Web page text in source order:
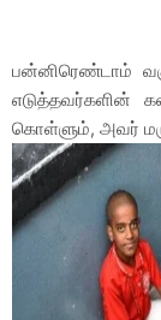
பன்னிரெண்டாம்
எடுத்தவர்களின்
கொள்ளும், அவர்